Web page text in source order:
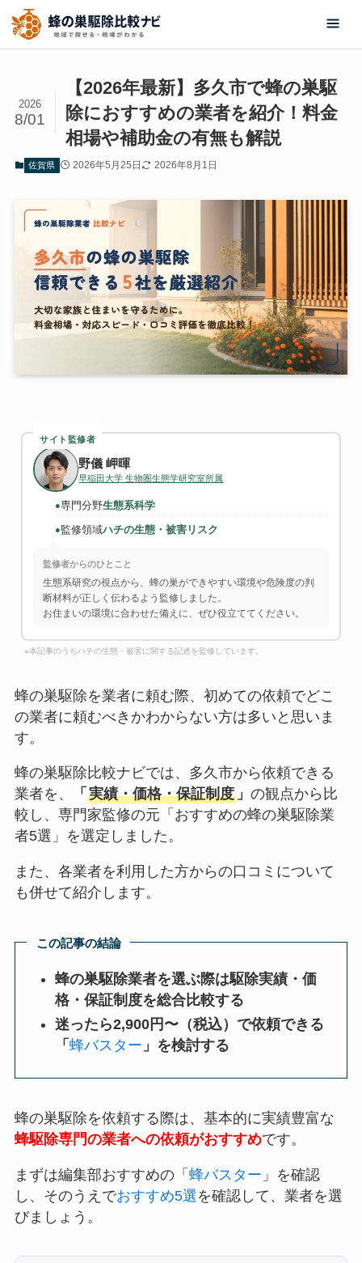
【2026年最新】多久市で蜂の巣駆
除におすすめの業者を紹介！料金
相場や補助金の有無も解説
2026
8/01
佐賀県 2026年5月25日 2026年8月1日
サイト監修者
野儀 岬暉
早稲田大学 生物圏生態学研究室所属
●専門分野生態系科学
●監修領域ハチの生態・被害リスク
監修者からのひとこと
生態系研究の視点から、蜂の巣ができやすい環境や危険度の判
断材料が正しく伝わるよう監修しました。
お住まいの環境に合わせた備えに、ぜひ役立ててください。
※本記事のうちハチの生態・被害に関する記述を監修しています。
蜂の巣駆除を業者に頼む際、初めての依頼でどこ
の業者に頼むべきかわからない方は多いと思いま
す。
蜂の巣駆除比較ナビでは、多久市から依頼できる
業者を、
「 実績・価格・保証制度」 の観点から比
較し、専門家監修の元「おすすめの蜂の巣駆除業
者5選」を選定しました。
また、各業者を利用した方からの口コミについて
も併せて紹介します。
この記事の結論
蜂の巣駆除業者を選ぶ際は駆除実績・価
格・保証制度を総合比較する
迷ったら2,900円〜（税込）で依頼できる
「蜂バスター 」を検討する
蜂の巣駆除を依頼する際は、基本的に実績豊富な
蜂駆除専門の業者への依頼がおすすめです。
まずは編集部おすすめの「 蜂バスター 」を確認
し、そのうえでおすすめ5選 を確認して、業者を選
びましょう。